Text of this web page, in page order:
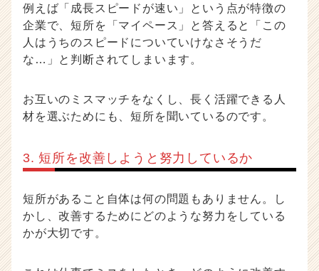
例えば「成長スピードが速い」という点が特徴の
企業で、短所を「マイペース」と答えると「この
人はうちのスピードについていけなさそうだ
な…」と判断されてしまいます。
お互いのミスマッチをなくし、長く活躍できる人
材を選ぶためにも、短所を聞いているのです。
3. 短所を改善しようと努力しているか
短所があること自体は何の問題もありません。し
かし、改善するためにどのような努力をしている
かが大切です。